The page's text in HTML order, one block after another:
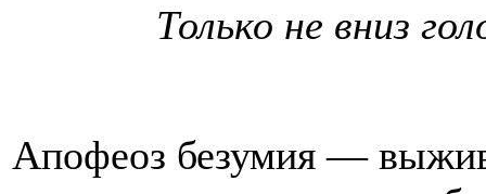
Только не вниз
Апофеоз безумия —